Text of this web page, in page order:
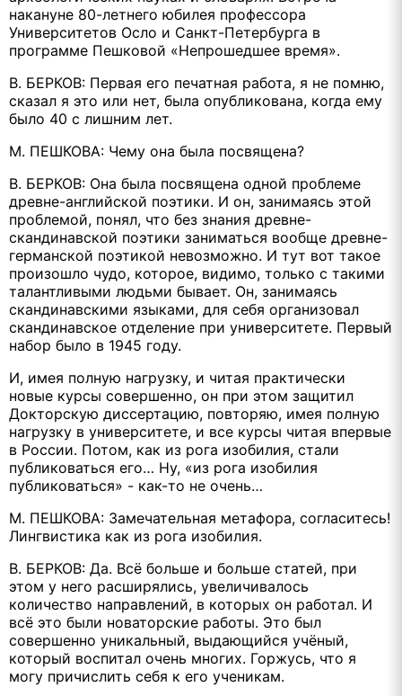
накануне 80-летнего юбилея профессора
Университетов Осло и Санкт-Петербурга в
программе Пешковой «Непрошедшее время».
В. БЕРКОВ: Первая его печатная работа, я не помню,
сказал я это или нет, была опубликована, когда ему
было 40 с лишним лет.
М. ПЕШКОВА: Чему она была посвящена?
В. БЕРКОВ: Она была посвящена одной проблеме
древне-английской поэтики. И он, занимаясь этой
проблемой, понял, что без знания древне-
скандинавской поэтики заниматься вообще древне-
германской поэтикой невозможно. И тут вот такое
произошло чудо, которое, видимо, только с такими
талантливыми людьми бывает. Он, занимаясь
скандинавскими языками, для себя организовал
скандинавское отделение при университете. Первый
набор было в 1945 году.
И, имея полную нагрузку, и читая практически
новые курсы совершенно, он при этом защитил
Докторскую диссертацию, повторяю, имея полную
нагрузку в университете, и все курсы читая впервые
в России. Потом, как из рога изобилия, стали
публиковаться его… Ну, «из рога изобилия
публиковаться» - как-то не очень…
М. ПЕШКОВА: Замечательная метафора, согласитесь!
Лингвистика как из рога изобилия.
В. БЕРКОВ: Да. Всё больше и больше статей, при
этом у него расширялись, увеличивалось
количество направлений, в которых он работал. И
всё это были новаторские работы. Это был
совершенно уникальный, выдающийся учёный,
который воспитал очень многих. Горжусь, что я
могу причислить себя к его ученикам.